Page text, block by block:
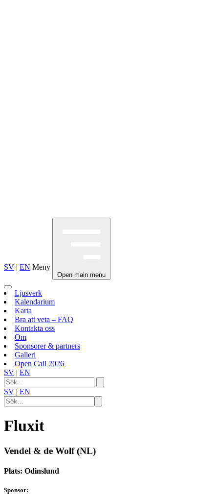
SV | EN Meny
Open main menu
Ljusverk
Kalendarium
Karta
Bra att veta – FAQ
Kontakta oss
Om
Sponsorer & partners
Galleri
Open Call 2026
SV | EN
SV | EN
Fluxit
Vendel & de Wolf (NL)
Plats: Odinslund
Sponsor: